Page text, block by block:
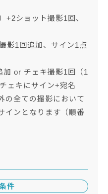
+2ショット撮影1回、
影1回追加、サイン1点
or チェキ撮影1回（1
ェキにサイン+宛名
の全ての撮影において
インとなります（順番
件